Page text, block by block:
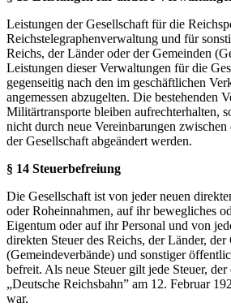
Leistungen der Gesellschaft für die
Reichstelegraphenverwaltung und für
Reichs, der Länder oder der Gemeinden
Leistungen dieser Verwaltungen für die
gegenseitig nach den im geschäftlichen
angemessen abzugelten. Die bestehenden
Militärtransporte bleiben aufrechterhalten,
nicht durch neue Vereinbarungen
der Gesellschaft abgeändert werden.
§ 14 Steuerbefreiung
Die Gesellschaft ist von jeder neuen
oder Roheinnahmen, auf ihr bewegliches
Eigentum oder auf ihr Personal und von
direkten Steuer des Reichs, der Länder, der
(Gemeindeverbände) und sonstiger
befreit. Als neue Steuer gilt jede Steuer, der
„Deutsche Reichsbahn” am 12. Februar
war.